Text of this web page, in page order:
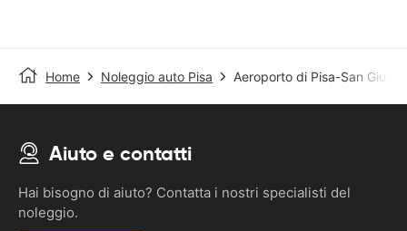
Home Noleggio auto Pisa Aeroporto di Pisa-San Giusto
Aiuto e contatti
Hai bisogno di aiuto? Contatta i nostri specialisti del
noleggio.